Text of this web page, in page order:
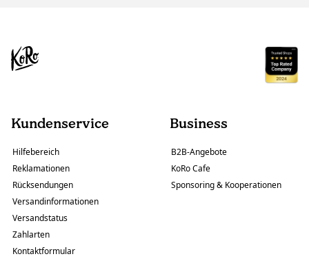
Kundenservice
Hilfebereich
Reklamationen
Rücksendungen
Versandinformationen
Versandstatus
Zahlarten
Kontaktformular
Business
B2B-Angebote
KoRo Cafe
Sponsoring & Kooperationen